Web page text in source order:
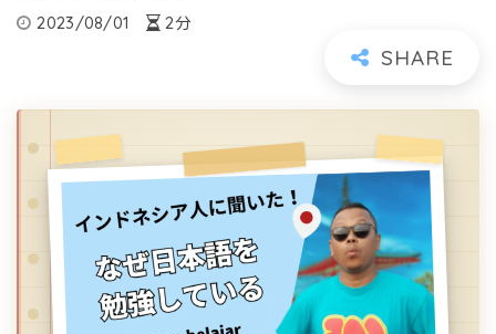
2023/08/01 2分